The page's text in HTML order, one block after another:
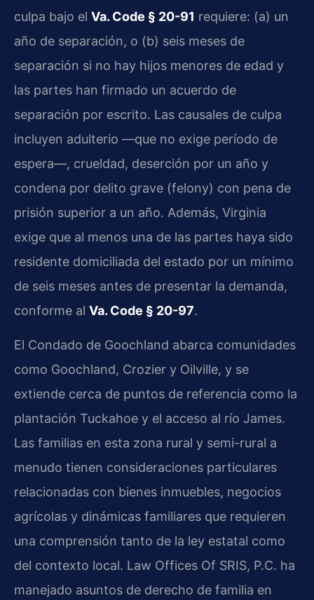
culpa bajo el Va. Code § 20-91 requiere: (a) un
año de separación, o (b) seis meses de
separación si no hay hijos menores de edad y
las partes han firmado un acuerdo de
separación por escrito. Las causales de culpa
incluyen adulterio —que no exige período de
espera—, crueldad, deserción por un año y
condena por delito grave (felony) con pena de
prisión superior a un año. Además, Virginia
exige que al menos una de las partes haya sido
residente domiciliada del estado por un mínimo
de seis meses antes de presentar la demanda,
conforme al Va. Code § 20-97.
El Condado de Goochland abarca comunidades
como Goochland, Crozier y Oilville, y se
extiende cerca de puntos de referencia como la
plantación Tuckahoe y el acceso al río James.
Las familias en esta zona rural y semi-rural a
menudo tienen consideraciones particulares
relacionadas con bienes inmuebles, negocios
agrícolas y dinámicas familiares que requieren
una comprensión tanto de la ley estatal como
del contexto local. Law Offices Of SRIS, P.C. ha
manejado asuntos de derecho de familia en